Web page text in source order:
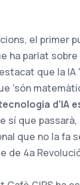
el primer
ha parlat sobre
que la
'són
d'IA
sí que
que no la fa
de 4a